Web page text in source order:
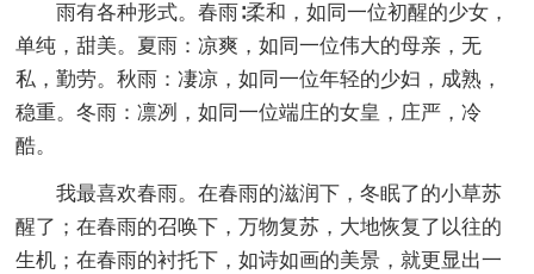
雨有各种形式。春雨∶柔和，如同一位初醒的少女，
单纯，甜美。夏雨：凉爽，如同一位伟大的母亲，无
私，勤劳。秋雨：凄凉，如同一位年轻的少妇，成熟，
稳重。冬雨：凛冽，如同一位端庄的女皇，庄严，冷
酷。
我最喜欢春雨。在春雨的滋润下，冬眠了的小草苏
醒了；在春雨的召唤下，万物复苏，大地恢复了以往的
生机；在春雨的衬托下，如诗如画的美景，就更显出一